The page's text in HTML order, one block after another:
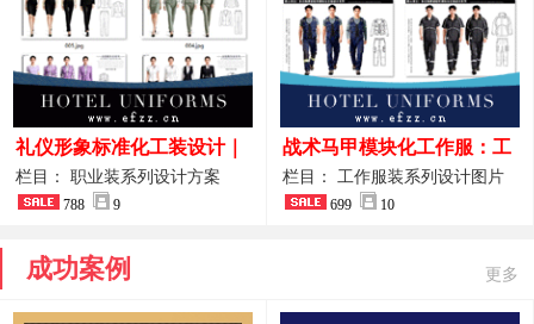
礼仪形象标准化工装设计｜
高端服务业仪态塑造专属职
业装系列
栏目： 职业装系列设计方案
788 9
战术马甲模块化工作服：工
程巡检与设备调试岗位的多
功能收纳设计
栏目： 工作服装系列设计图片
699 10
成功案例 更多